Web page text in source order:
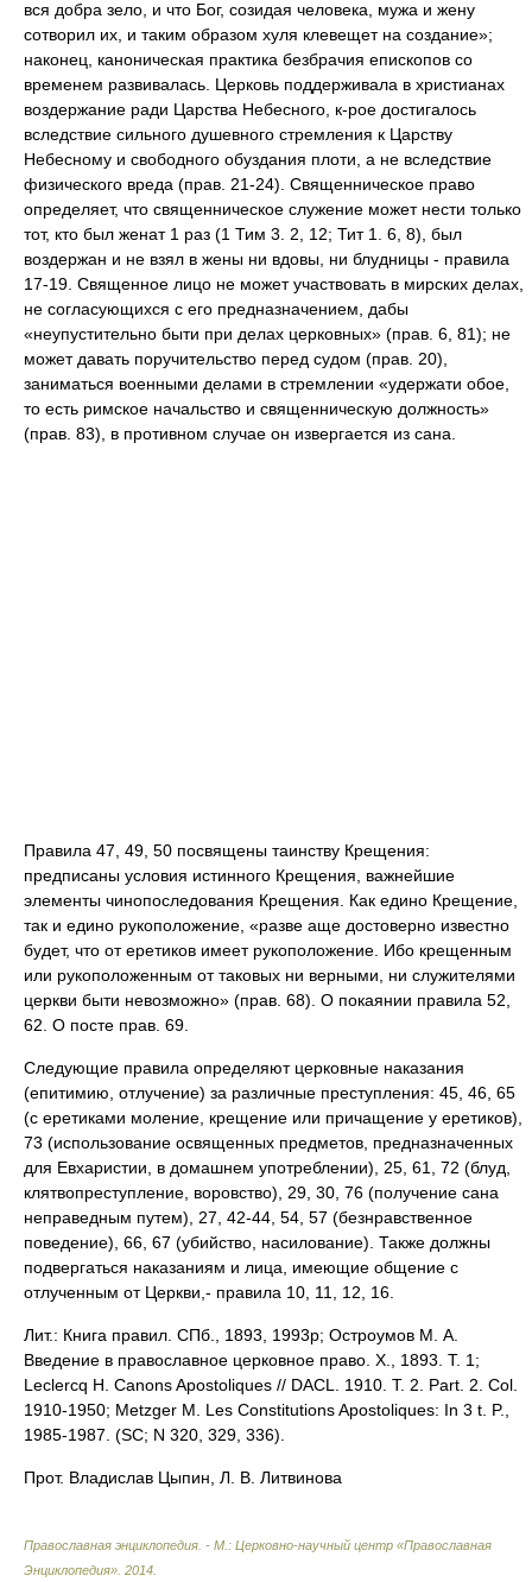
вся добра зело, и что Бог, созидая человека, мужа и жену
сотворил их, и таким образом хуля клевещет на создание»;
наконец, каноническая практика безбрачия епископов со
временем развивалась. Церковь поддерживала в христианах
воздержание ради Царства Небесного, к-рое достигалось
вследствие сильного душевного стремления к Царству
Небесному и свободного обуздания плоти, а не вследствие
физического вреда (прав. 21-24). Священническое право
определяет, что священническое служение может нести только
тот, кто был женат 1 раз (1 Тим 3. 2, 12; Тит 1. 6, 8), был
воздержан и не взял в жены ни вдовы, ни блудницы - правила
17-19. Священное лицо не может участвовать в мирских делах,
не согласующихся с его предназначением, дабы
«неупустительно быти при делах церковных» (прав. 6, 81); не
может давать поручительство перед судом (прав. 20),
заниматься военными делами в стремлении «удержати обое,
то есть римское начальство и священническую должность»
(прав. 83), в противном случае он извергается из сана.
Правила 47, 49, 50 посвящены таинству Крещения:
предписаны условия истинного Крещения, важнейшие
элементы чинопоследования Крещения. Как едино Крещение,
так и едино рукоположение, «разве аще достоверно известно
будет, что от еретиков имеет рукоположение. Ибо крещенным
или рукоположенным от таковых ни верными, ни служителями
церкви быти невозможно» (прав. 68). О покаянии правила 52,
62. О посте прав. 69.
Следующие правила определяют церковные наказания
(епитимию, отлучение) за различные преступления: 45, 46, 65
(с еретиками моление, крещение или причащение у еретиков),
73 (использование освященных предметов, предназначенных
для Евхаристии, в домашнем употреблении), 25, 61, 72 (блуд,
клятвопреступление, воровство), 29, 30, 76 (получение сана
неправедным путем), 27, 42-44, 54, 57 (безнравственное
поведение), 66, 67 (убийство, насилование). Также должны
подвергаться наказаниям и лица, имеющие общение с
отлученным от Церкви,- правила 10, 11, 12, 16.
Лит.: Книга правил. СПб., 1893, 1993р; Остроумов М. А.
Введение в православное церковное право. Х., 1893. Т. 1;
Leclercq H. Canons Apostoliques // DACL. 1910. T. 2. Part. 2. Col.
1910-1950; Metzger M. Les Constitutions Apostoliques: In 3 t. P.,
1985-1987. (SC; N 320, 329, 336).
Прот. Владислав Цыпин, Л. В. Литвинова
Православная энциклопедия. - М.: Церковно-научный центр «Православная
Энциклопедия» 2014